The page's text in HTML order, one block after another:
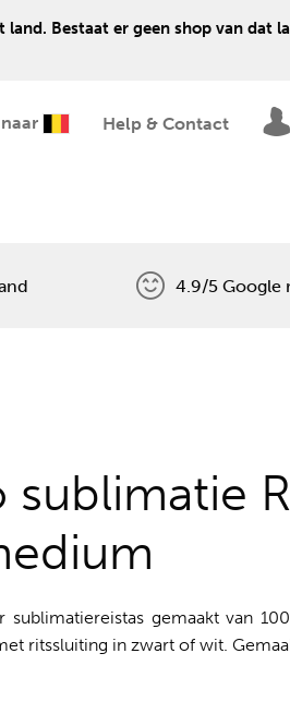
Bestaat er geen shop van dat
Help & Contact
4.9/5 Google
gemaakt van
ritssluiting in zwart of wit.